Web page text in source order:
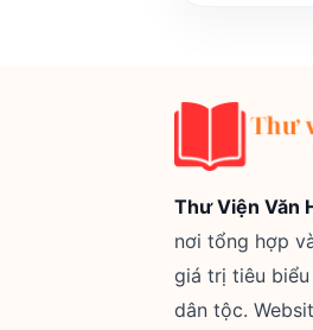
Thư Viện Văn
nơi tổng hợp
giá trị tiêu
dân tộc.